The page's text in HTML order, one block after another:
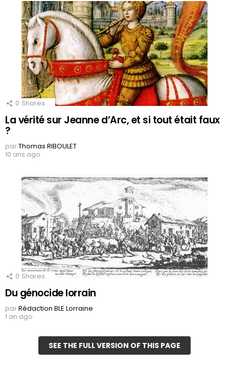
0 Shares
La vérité sur Jeanne d’Arc, et si tout était faux
?
parThomas RIBOULET
10 ans ago
0 Shares
Du génocide lorrain
parRédaction BLE Lorraine
1 an ago
SEE THE FULL VERSION OF THIS PAGE